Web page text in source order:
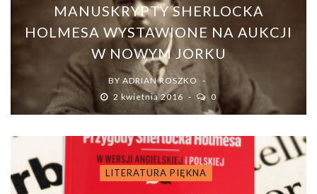
MANUSKRYPTY SHERLOCKA
HOLMESA WYSTAWIONE NA AUKCJI
W NOWYM JORKU
BY ADRIAN ROSZKO
2 kwietnia 2016
0
LITERATURA PIĘKNA